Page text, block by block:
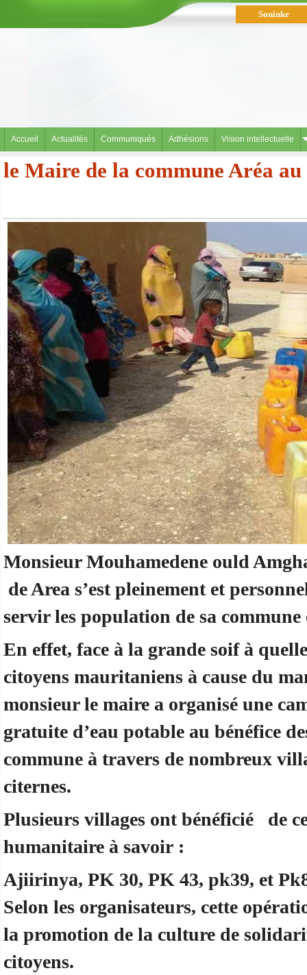
Soninke
Accueil Actualités Communiqués Adhésions Vision intellectuelle
le Maire de la commune Aréa au
Monsieur Mouhamedene ould
de Area s’est pleinement et
servir les population de sa
En effet, face à la grande soif à
citoyens mauritaniens à cause du
monsieur le maire a organisé une
gratuite d’eau potable au bénéfice
commune à travers de nombreux
citernes.
Plusieurs villages ont bénéficié de
humanitaire à savoir :
Ajiirinya, PK 30, PK 43, pk39, et
Selon les organisateurs, cette
la promotion de la culture de
citoyens.